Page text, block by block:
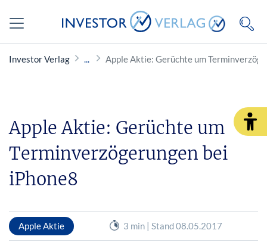
Investor Verlag Apple Aktie: Gerüchte um
Apple Aktie: Gerüchte um
Terminverzögerungen bei
iPhone8
Apple Aktie 3 min | Stand 08.05.2017